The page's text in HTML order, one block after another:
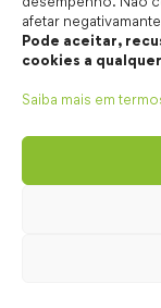
afetar
Pode aceitar,
cookies a
Saiba mais em
© 2026